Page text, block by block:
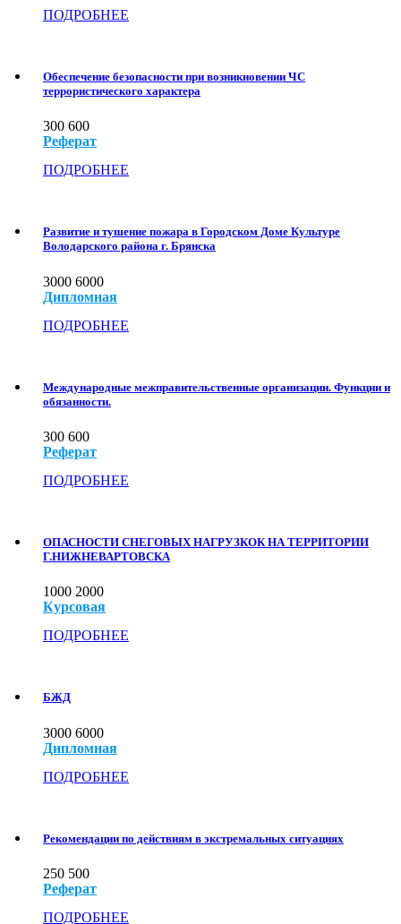
ПОДРОБНЕЕ
Обеспечение безопасности при возникновении ЧС
террористического характера
300 600
Реферат
ПОДРОБНЕЕ
Развитие и тушение пожара в Городском Доме Культуре
Володарского района г. Брянска
3000 6000
Дипломная
ПОДРОБНЕЕ
Международные межправительственные организации. Функции и
обязанности.
300 600
Реферат
ПОДРОБНЕЕ
ОПАСНОСТИ СНЕГОВЫХ НАГРУЗКОК НА ТЕРРИТОРИИ
Г.НИЖНЕВАРТОВСКА
1000 2000
Курсовая
ПОДРОБНЕЕ
БЖД
3000 6000
Дипломная
ПОДРОБНЕЕ
Рекомендации по действиям в экстремальных ситуациях
250 500
Реферат
ПОДРОБНЕЕ